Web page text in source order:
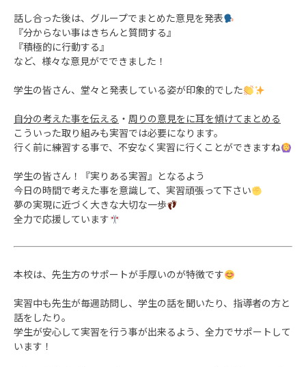
話し合った後は、グループでまとめた意見を発表
『分からない事はきちんと質問する』
『積極的に行動する』
など、様々な意見がでできました！
学生の皆さん、堂々と発表している姿が印象的でした
自分の考えた事を伝える ・ 周りの意見をに耳を傾けてまとめる
こういった取り組みも実習では必要になります。
行く前に練習する事で、不安なく実習に行くことができますね
学生の皆さん！『実りある実習』となるよう
今日の時間で考えた事を意識して、実習頑張って下さい
夢の実現に近づく大きな大切な一歩
全力で応援しています
本校は、先生方のサポートが手厚いのが特徴です
実習中も先生が毎週訪問し、学生の話を聞いたり、指導者の方と
話をしたり。
学生が安心して実習を行う事が出来るよう、全力でサポートして
います！